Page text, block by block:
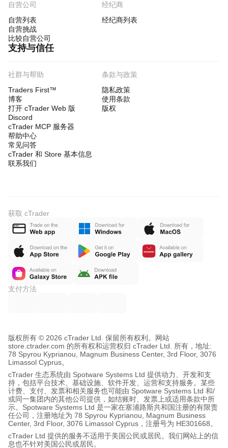
自营公司
自营列表
自营挑战
比较自营公司
经纪商
经纪商列表
支持与信任
社群与帮助
Traders First™
博客
打开 cTrader Web 版
Discord
cTrader MCP 服务器
帮助中心
常见问答
cTrader 和 Store 基本信息
联系我们
条款与政策
隐私政策
使用条款
版权
获取 cTrader
支付方法
版权所有 © 2026 cTrader Ltd. 保留所有权利。
网站
store.ctrader.com 的所有权和运营权归 cTrader Ltd. 所有，地址:
78 Spyrou Kyprianou, Magnum Business Center, 3rd Floor, 3076
Limassol Cyprus。
cTrader 生态系统由 Spotware Systems Ltd 提供动力、开发和支
持，包括平台技术、基础设施、软件开发、运营和支持服务。某些
计费、支付、发票和相关服务也可能由 Spotware Systems Ltd 和/
或同一集团内的其他公司提供，如结账时、发票上或适用条款中所
示。Spotware Systems Ltd 是一家在塞浦路斯共和国注册的有限责
任公司，注册地址为 78 Spyrou Kyprianou, Magnum Business
Center, 3rd Floor, 3076 Limassol Cyprus，注册号为 HE301668。
cTrader Ltd 提供的服务不适用于美国公民或居民。我们网站上的信
息也不针对美国公民或居民。